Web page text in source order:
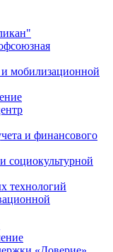
мобилизационной
и финансового
социокультурной
технологий